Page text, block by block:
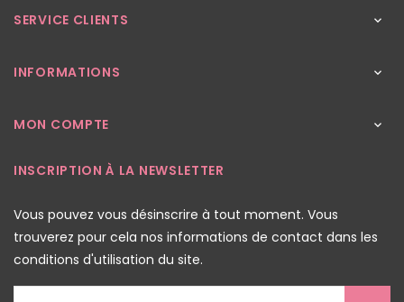
SERVICE CLIENTS 
INFORMATIONS 
MON COMPTE 
INSCRIPTION À LA NEWSLETTER
Vous pouvez vous désinscrire à tout moment. Vous
trouverez pour cela nos informations de contact dans les
conditions d'utilisation du site.